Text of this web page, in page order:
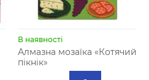
В наявності
Алмазна мозаїка «Котячий
пікнік»